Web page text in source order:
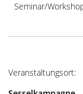
Seminar/
Veranstaltungsort: